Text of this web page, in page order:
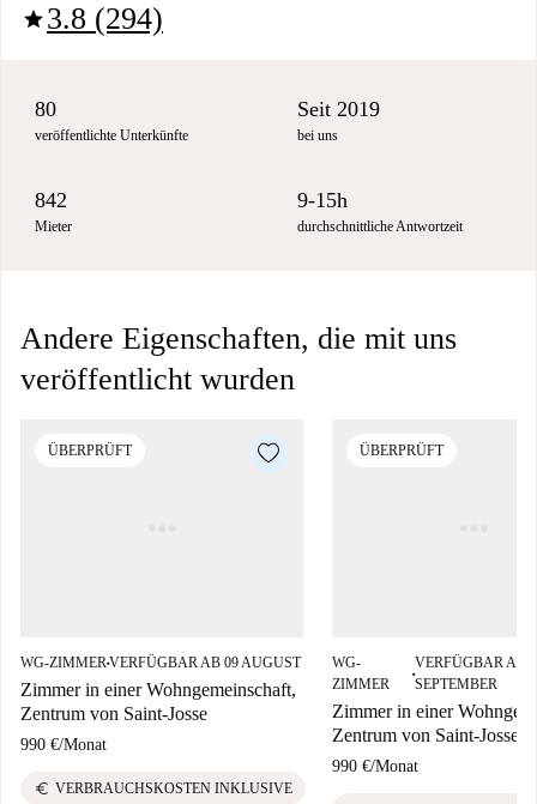
star3.8 (294)
80
veröffentlichte Unterkünfte
Seit 2019
bei uns
842
Mieter
9-15h
durchschnittliche Antwortzeit
Andere Eigenschaften, die mit uns
veröffentlicht wurden
ÜBERPRÜFT
WG-ZIMMER■VERFÜGBAR AB 09 AUGUST
Zimmer in einer Wohngemeinschaft,
Zentrum von Saint-Josse
990 €/Monat
euro VERBRAUCHSKOSTEN INKLUSIVE
ÜBERPRÜFT
WG-
ZIMMER
■
VERFÜGBAR AB
SEPTEMBER
Zimmer in einer
Zentrum von Saint-Josse
990 €/Monat